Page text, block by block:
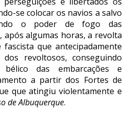
se colocar os navios a salvo
o poder de fogo das
após algumas horas, a revolta
que antecipadamente
revoltosos, conseguindo
das embarcações e
a partir dos Fortes de
que atingiu violentamente e
de Albuquerque.